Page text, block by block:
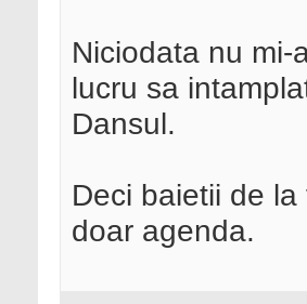
Niciodata nu
lucru sa
Dansul.
Deci baietii de
doar agenda.